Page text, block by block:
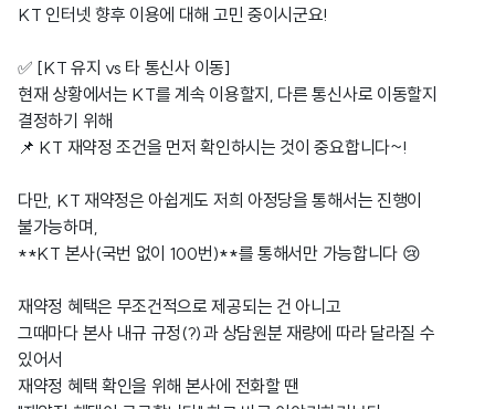
KT 인터넷 향후 이용에 대해 고민 중이시군요!
✅ [KT 유지 vs 타 통신사 이동]
현재 상황에서는 KT를 계속 이용할지, 다른 통신사로 이동할지
결정하기 위해
📌 KT 재약정 조건을 먼저 확인하시는 것이 중요합니다~!
다만, KT 재약정은 아쉽게도 저희 아정당을 통해서는 진행이
불가능하며,
**KT 본사(국번 없이 100번)**를 통해서만 가능합니다 😢
재약정 혜택은 무조건적으로 제공되는 건 아니고
그때마다 본사 내규 규정(?)과 상담원분 재량에 따라 달라질 수
있어서
재약정 혜택 확인을 위해 본사에 전화할 땐